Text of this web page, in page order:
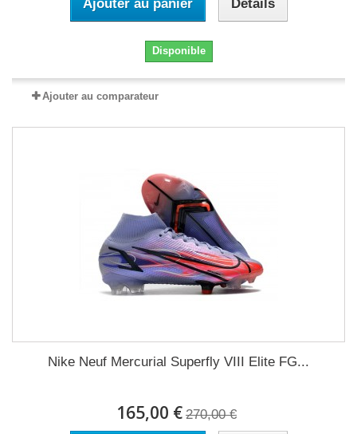
Ajouter au panier Détails
Disponible
Ajouter au comparateur
Nike Neuf Mercurial Superfly VIII Elite FG...
165,00 € 270,00 €